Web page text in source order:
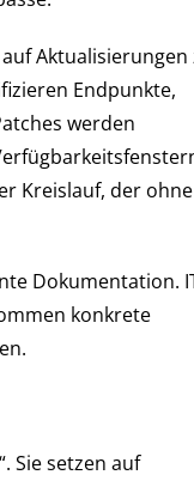
Aktualisierungen
Endpunkte,
werden
Kreislauf, der ohne
Dokumentation.
konkrete
Sie setzen auf